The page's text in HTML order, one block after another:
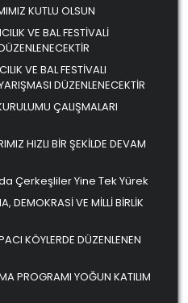
KUTLU OLSUN
VE BAL FESTİVALİ
VE BAL FESTİVALI
DÜZENLENECEKTİR
ÇALIŞMALARI
HIZLI BİR ŞEKİLDE DEVAM
Çerkeşliler Yine Tek Yürek
DEMOKRASİ VE MİLLİ BİRLİK
KÖYLERDE DÜZENLENEN
PROGRAMI YOĞUN KATILIM